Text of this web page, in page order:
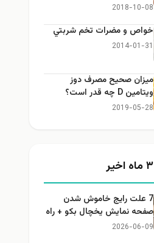
2018-10-08
خواص و مضرات تخم شربتي
2014-01-31
میزان صحیح مصرف دوز
ویتامین D چه قدر است؟
2019-05-28
7 علت رایج خاموش شدن
صفحه نمایش یخچال بکو + راه
حل
2026-06-09